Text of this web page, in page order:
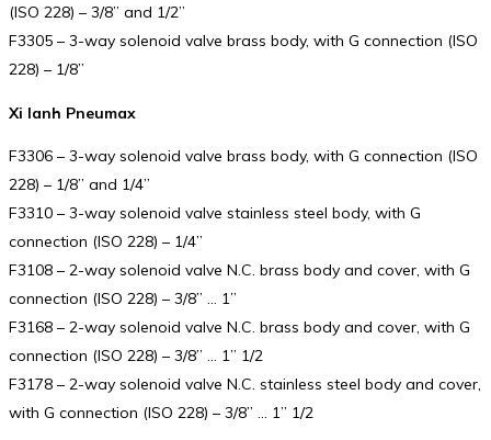
(ISO 228) – 3/8” and 1/2”
F3305 – 3-way solenoid valve brass body, with G connection (ISO
228) – 1/8”
Xi lanh Pneumax
F3306 – 3-way solenoid valve brass body, with G connection (ISO
228) – 1/8” and 1/4”
F3310 – 3-way solenoid valve stainless steel body, with G
connection (ISO 228) – 1/4”
F3108 – 2-way solenoid valve N.C. brass body and cover, with G
connection (ISO 228) – 3/8” … 1”
F3168 – 2-way solenoid valve N.C. brass body and cover, with G
connection (ISO 228) – 3/8” … 1” 1/2
F3178 – 2-way solenoid valve N.C. stainless steel body and cover,
with G connection (ISO 228) – 3/8” … 1” 1/2